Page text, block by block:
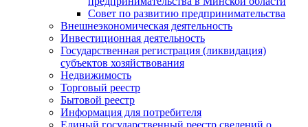
Совет по развитию предпринимательства
Внешнеэкономическая деятельность
Инвестиционная деятельность
Государственная регистрация (ликвидация)
субъектов хозяйствования
Недвижимость
Торговый реестр
Бытовой реестр
Информация для потребителя
Единый государственный реестр сведений о